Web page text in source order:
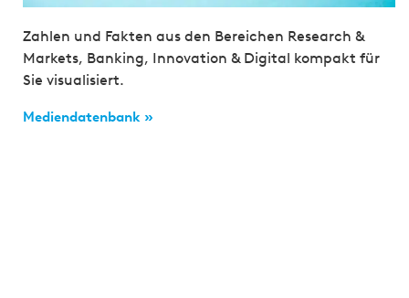
Zahlen und Fakten aus den Bereichen Research &
Markets, Banking, Innovation & Digital kompakt für
Sie visualisiert.
Mediendatenbank »